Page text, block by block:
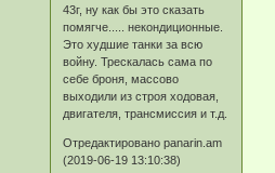
43г, ну как бы это сказать
помягче..... некондиционные.
Это худшие танки за всю
войну. Трескалась сама по
себе броня, массово
выходили из строя ходовая,
двигателя, трансмиссия и т.д.
Отредактировано panarin.am
(2019-06-19 13:10:38)